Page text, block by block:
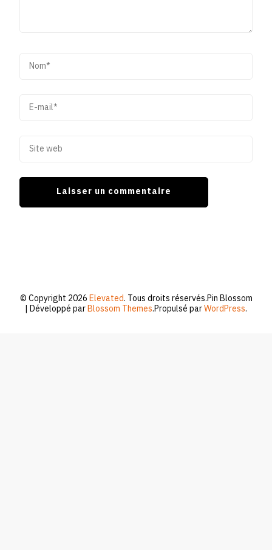
© Copyright 2026Elevated. Tous droits réservés.Pin Blossom
| Développé parBlossom Themes.Propulsé parWordPress.